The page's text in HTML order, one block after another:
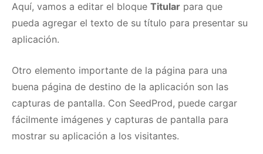
Aquí, vamos a editar el bloque Titular para que
pueda agregar el texto de su título para presentar su
aplicación.
Otro elemento importante de la página para una
buena página de destino de la aplicación son las
capturas de pantalla. Con SeedProd, puede cargar
fácilmente imágenes y capturas de pantalla para
mostrar su aplicación a los visitantes.